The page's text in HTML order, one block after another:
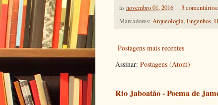
àsnovembro 01, 2016
3 comentários:
Marcadores: Arqueologia,Engenhos,
Postagens mais recentes
Assinar: Postagens (Atom)
Rio Jaboatão - Poema de